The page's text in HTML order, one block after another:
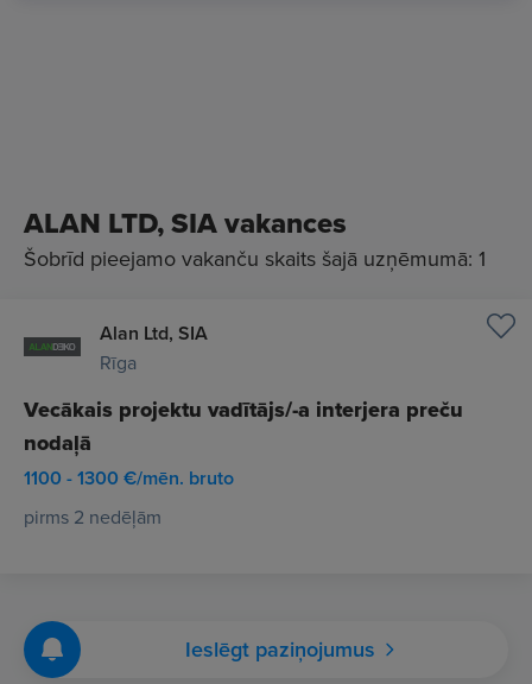
ALAN LTD, SIA vakances
Šobrīd pieejamo vakanču skaits šajā uzņēmumā: 1
Alan Ltd, SIA
Rīga
Vecākais projektu vadītājs/-a interjera preču
nodaļā
1100 - 1300 €/mēn. bruto
pirms 2 nedēļām
Ieslēgt paziņojumus